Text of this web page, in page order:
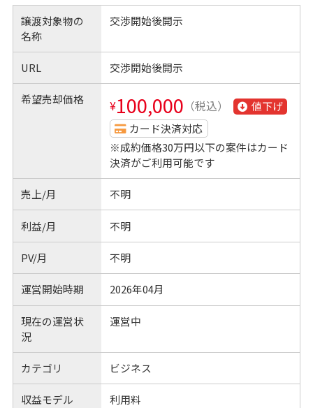
譲渡対象物の
名称
交渉開始後開示
URL 交渉開始後開示
希望売却価格 ¥100,000 （税込）
値下げ
カード決済対応
※成約価格30万円以下の案件はカード
決済がご利用可能です
売上/月 不明
利益/月 不明
PV/月 不明
運営開始時期 2026年04月
現在の運営状
況
運営中
カテゴリ ビジネス
収益モデル 利用料